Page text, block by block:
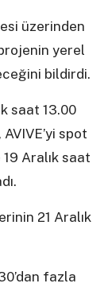
üzerinden
yerel
bildirdi.
saat 13.00
spot
Aralık saat
21 Aralık
fazla